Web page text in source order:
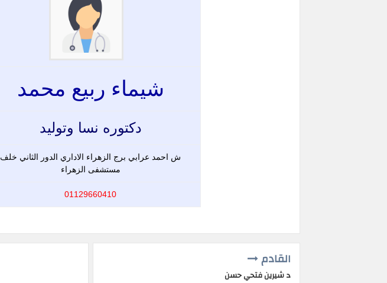
شيماء ربيع محمد
دكتوره نسا وتوليد
ش احمد عرابي برج الزهراء الاداري الدور الثاني خلف
مستشفى الزهراء
01129660410
القادم
د شيرين فتحي حسن